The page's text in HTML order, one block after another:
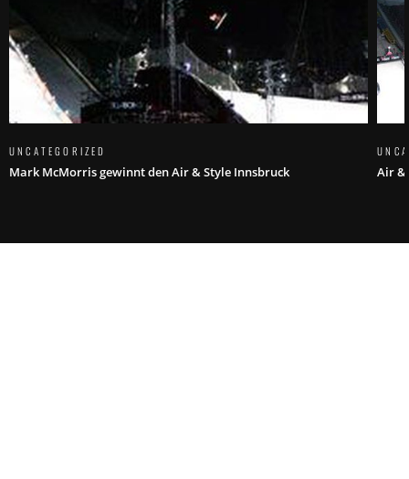
UNCATEGORIZED
Mark McMorris gewinnt den Air & Style Innsbruck Air &